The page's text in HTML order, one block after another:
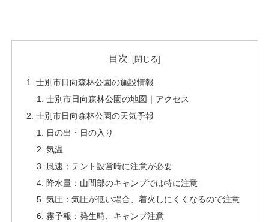
目次
士別市日向森林公園の施設情報
士別市日向森林公園の地図｜アクセス
士別市日向森林公園の天気予報
日の出・日の入り
気温
風速：テント設営時に注意が必要
降水量：山間部のキャンプでは特に注意
気圧：気圧が低い場合、着火しにくくなるので注意
霧予報：発生時、キャンプ注意